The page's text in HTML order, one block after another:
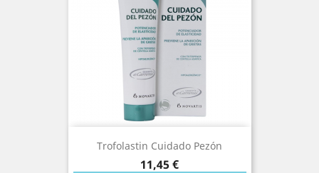
Trofolastin Cuidado Pezón
Precio
11,45 €